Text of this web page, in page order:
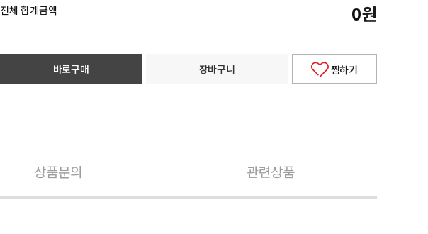
전체 합계금액 0원
바로구매 장바구니 찜하기
상품문의 관련상품